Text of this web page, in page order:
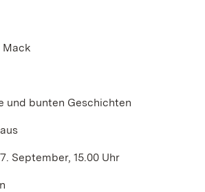
Mack
und bunten Geschichten
September, 15.00 Uhr